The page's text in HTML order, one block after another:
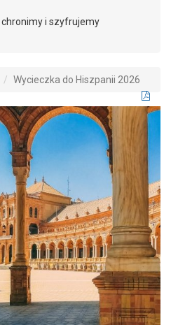
i szyfrujemy
Wycieczka do Hiszpanii 2026